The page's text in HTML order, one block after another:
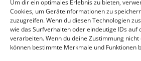
Um dir ein optimales Erlebnis zu bieten,
Cookies, um Geräteinformationen zu
zuzugreifen. Wenn du diesen Technologien
wie das Surfverhalten oder eindeutige IDs auf
verarbeiten. Wenn du deine Zustimmung
können bestimmte Merkmale und Funktionen
Ein vermeintliches Abschiebemärchen
Archiv